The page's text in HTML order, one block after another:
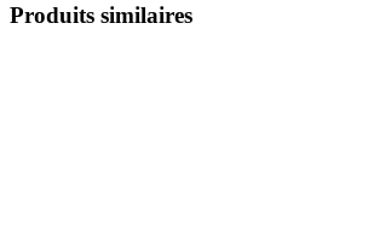
Produits similaires